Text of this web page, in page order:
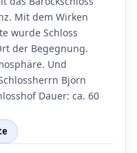
Mit dem Wirken
wurde Schloss
der Begegnung.
Und
Björn
Dauer: ca. 60